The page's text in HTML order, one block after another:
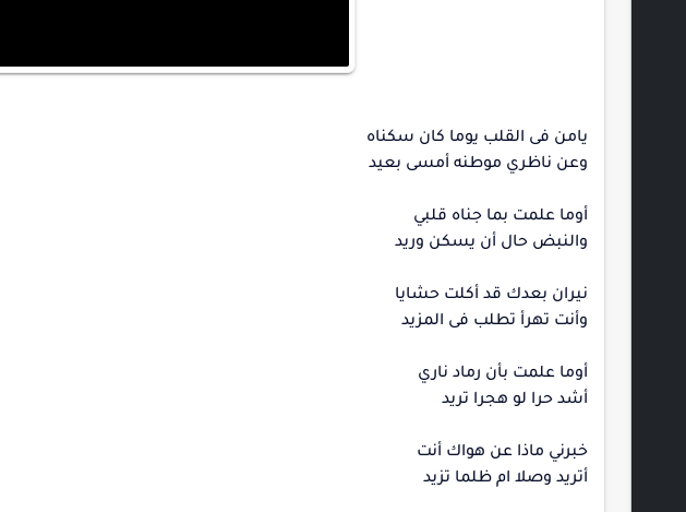
يامن فى القلب يوما كان سكناه
وعن ناظري موطنه أمسى بعيد
أوما علمت بما جناه قلبي
والنبض حال أن يسكن وريد
نيران بعدك قد أكلت حشايا
وأنت تهرأ تطلب فى المزيد
أوما علمت بأن رماد ناري
أشد حرا لو هجرا تريد
خبرني ماذا عن هواك أنت
أتريد وصلا ام ظلما تزيد